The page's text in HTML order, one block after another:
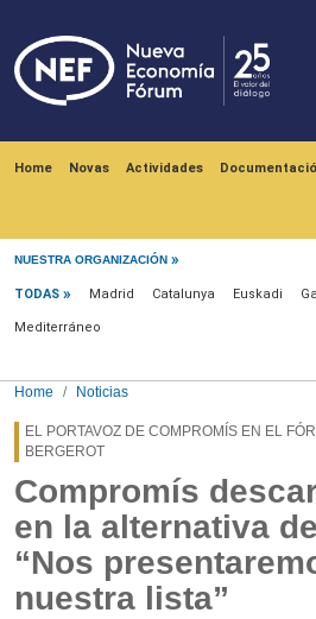
Home Novas Actividades
NUESTRA ORGANIZACIÓN
Menú noticias
TODAS Madrid Catalunya Euskadi
Mediterráneo
Home Noticias
EL PORTAVOZ DE COMPROMÍS EN EL
BERGEROT
Compromís
en la alternativa
“Nos
nuestra lista”